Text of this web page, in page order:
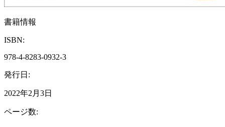
書籍情報
ISBN:
978-4-8283-0932-3
発行日:
2022年2月3日
ページ数: